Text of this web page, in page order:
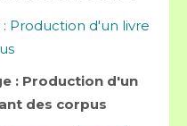
: Production d'un
des corpus